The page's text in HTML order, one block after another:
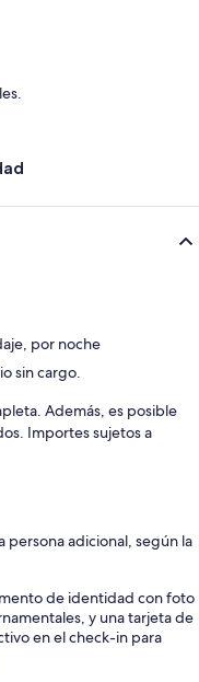
por noche
sin cargo.
Además, es posible
Importes sujetos a
persona adicional, según la
de identidad con foto
y una tarjeta de
en el check-in para